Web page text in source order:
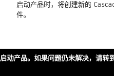
启动产品时，将创建新的
件。
启动产品。如果问题仍未解决，请转